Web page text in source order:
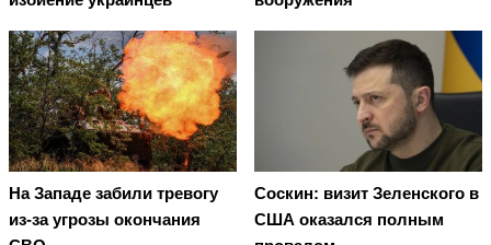
На Западе забили тревогу
из-за угрозы окончания
Соскин: визит Зеленского в
США оказался полным